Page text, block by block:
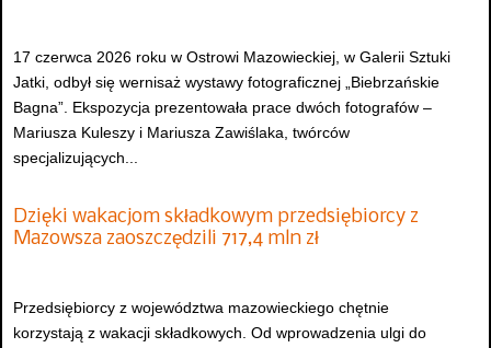
17 czerwca 2026 roku w Ostrowi Mazowieckiej, w Galerii Sztuki
Jatki, odbył się wernisaż wystawy fotograficznej „Biebrzańskie
Bagna”. Ekspozycja prezentowała prace dwóch fotografów –
Mariusza Kuleszy i Mariusza Zawiślaka, twórców
specjalizujących...
Dzięki wakacjom składkowym przedsiębiorcy z
Mazowsza zaoszczędzili 717,4 mln zł
Przedsiębiorcy z województwa mazowieckiego chętnie
korzystają z wakacji składkowych. Od wprowadzenia ulgi do